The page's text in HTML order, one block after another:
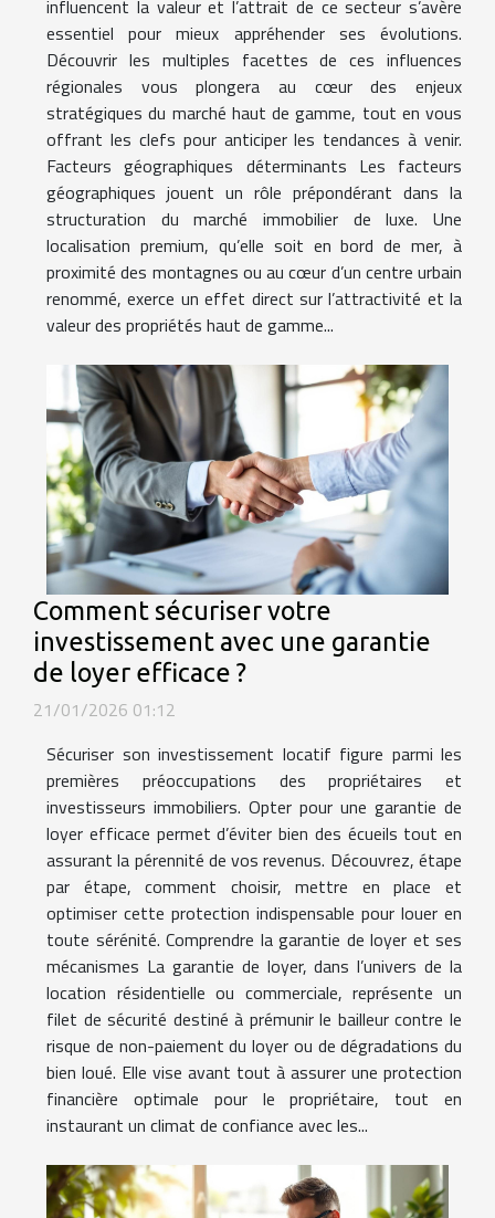
influencent la valeur et l’attrait de ce secteur s’avère
essentiel pour mieux appréhender ses évolutions.
Découvrir les multiples facettes de ces influences
régionales vous plongera au cœur des enjeux
stratégiques du marché haut de gamme, tout en vous
offrant les clefs pour anticiper les tendances à venir.
Facteurs géographiques déterminants Les facteurs
géographiques jouent un rôle prépondérant dans la
structuration du marché immobilier de luxe. Une
localisation premium, qu’elle soit en bord de mer, à
proximité des montagnes ou au cœur d’un centre urbain
renommé, exerce un effet direct sur l’attractivité et la
valeur des propriétés haut de gamme...
Comment sécuriser votre
investissement avec une garantie
de loyer efficace ?
21/01/2026 01:12
Sécuriser son investissement locatif figure parmi les
premières préoccupations des propriétaires et
investisseurs immobiliers. Opter pour une garantie de
loyer efficace permet d’éviter bien des écueils tout en
assurant la pérennité de vos revenus. Découvrez, étape
par étape, comment choisir, mettre en place et
optimiser cette protection indispensable pour louer en
toute sérénité. Comprendre la garantie de loyer et ses
mécanismes La garantie de loyer, dans l’univers de la
location résidentielle ou commerciale, représente un
filet de sécurité destiné à prémunir le bailleur contre le
risque de non-paiement du loyer ou de dégradations du
bien loué. Elle vise avant tout à assurer une protection
financière optimale pour le propriétaire, tout en
instaurant un climat de confiance avec les...